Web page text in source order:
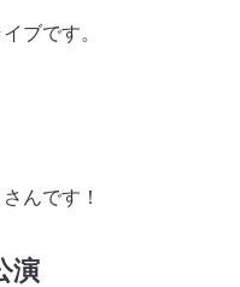
ブです。
んです！
演